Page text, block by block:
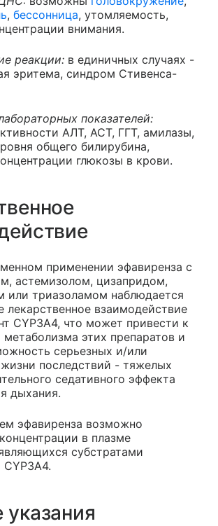
, бессонница, утомляемость,
внимания.
реакции: в единичных случаях -
эритема, синдром Стивенса-
показателей:
АЛТ, АСТ, ГГТ, амилазы,
общего билирубина,
глюкозы в крови.
применении эфавиренза с
астемизолом, цизапридом,
или триазоламом наблюдается
лекарственное взаимодействие
CYP3A4, что может привести к
этих препаратов и
серьезных и/или
последствий - тяжелых
седативного эффекта
дыхания.
эфавиренза возможно
в плазме
субстратами